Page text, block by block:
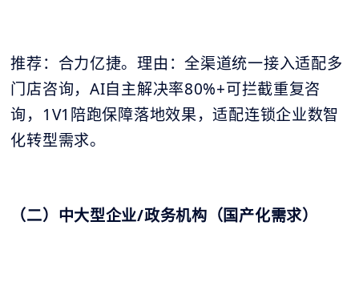
推荐：合力亿捷。理由：全渠道统一接入适配多
门店咨询，AI自主解决率80%+可拦截重复咨
询，1V1陪跑保障落地效果，适配连锁企业数智
化转型需求。
（二）中大型企业/政务机构（国产化需求）